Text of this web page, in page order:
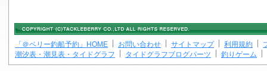
「＠ベリー釣船予約」HOME お問い合わせ サイトマップ 利用規約
潮汐表・潮見表・タイドグラフ
タイドグラフブログパーツ 釣りゲーム